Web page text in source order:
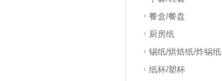
餐盒/餐盘
厨房纸
锡纸/烘焙纸/炸锅纸
纸杯/塑杯